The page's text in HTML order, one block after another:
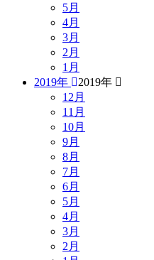
5月
4月
3月
2月
1月
2019年
2019年
12月
11月
10月
9月
8月
7月
6月
5月
4月
3月
2月